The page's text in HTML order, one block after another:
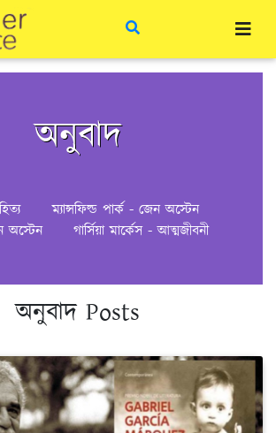
অনুবাদ
ম্যান্সফিল্ড পার্ক - জেন অস্টেন
অস্টেন
গার্সিয়া মার্কেস - আত্মজীবনী
অনুবাদ Posts